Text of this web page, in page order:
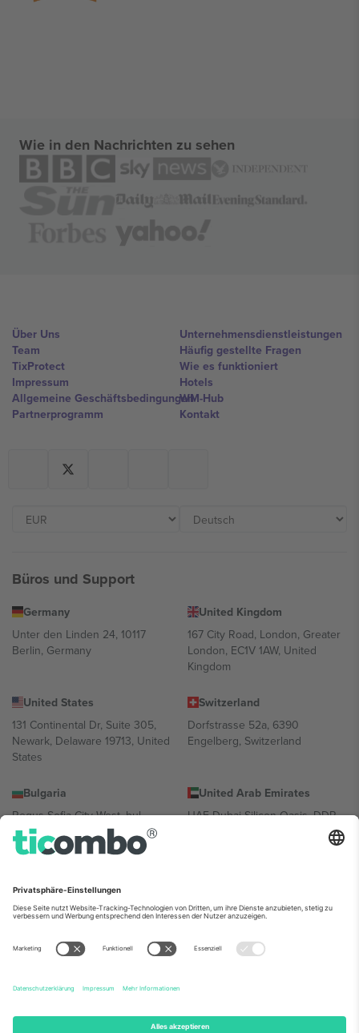
Wie in den Nachrichten zu sehen
Über Uns
Team
TixProtect
Impressum
Allgemeine Geschäftsbedingungen
Partnerprogramm
Unternehmensdienstleistungen
Häufig gestellte Fragen
Wie es funktioniert
Hotels
WM-Hub
Kontakt
Büros und Support
Germany
Unter den Linden 24, 10117
Berlin, Germany
United Kingdom
167 City Road, London, Greater
London, EC1V 1AW, United
Kingdom
United States
131 Continental Dr, Suite 305,
Newark, Delaware 19713, United
States
Switzerland
Dorfstrasse 52a, 6390
Engelberg, Switzerland
Bulgaria
Regus Sofia City West, bul
Totleben 53-55, 1606 Sofia,
Bulgaria
United Arab Emirates
UAE Dubai Silicon Oasis, DDP
Building A1, Office 302, Dubai,
Mexico
Av Chapultepec 360, Roma
Norte, Cuauhtémoc, 06700
Ciudad de México, CDMX,
Mexico
Die juristische Person des Plattformanbieters kann je nach
Informationen finden Sie auf der jeweiligen Veranstaltungsseite, im